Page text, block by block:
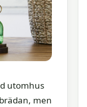
utomhus
men